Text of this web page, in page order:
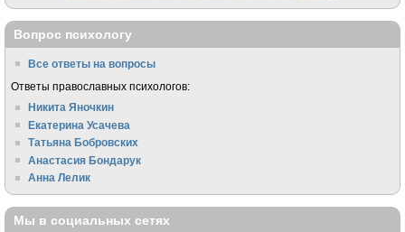
Вопрос психологу
Все ответы на вопросы
Ответы православных психологов:
Никита Яночкин
Екатерина Усачева
Татьяна Бобровских
Анастасия Бондарук
Анна Лелик
Мы в социальных сетях